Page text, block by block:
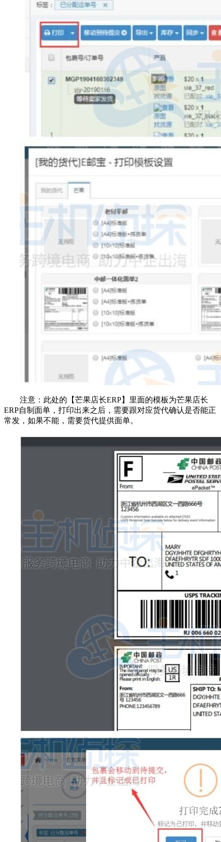
注意：此处的【芒果店长ERP】里面的模板为芒果店长
ERP自制面单，打印出来之后，需要跟对应货代确认是否能正
常发，如果不能，需要货代提供面单。